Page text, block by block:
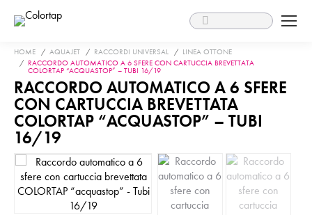
Search:
You are here:
HOME AQUAJET RACCORDI UNIVERSAL
LINEA OTTONE
RACCORDO AUTOMATICO A 6 SFERE CON CARTUCCIA BREVETTATA
COLORTAP “ACQUASTOP” – TUBI 16/19
RACCORDO AUTOMATICO A 6 SFERE
CON CARTUCCIA BREVETTATA
COLORTAP “ACQUASTOP” – TUBI
16/19